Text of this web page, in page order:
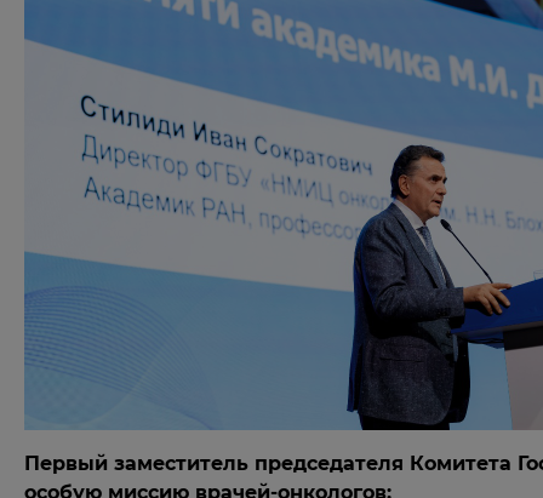
Первый заместитель председателя Комитета
особую миссию врачей-онкологов: